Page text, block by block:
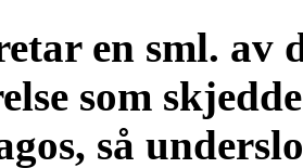
en sml. av
som
så